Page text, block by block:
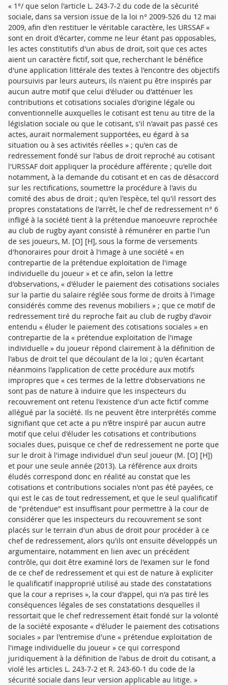
« 1°/ que selon l'article L. 243-7-2 du code de la sécurité
sociale, dans sa version issue de la loi n° 2009-526 du 12 mai
2009, afin d'en restituer le véritable caractère, les URSSAF «
sont en droit d'écarter, comme ne leur étant pas opposables,
les actes constitutifs d'un abus de droit, soit que ces actes
aient un caractère fictif, soit que, recherchant le bénéfice
d'une application littérale des textes à l'encontre des objectifs
poursuivis par leurs auteurs, ils n'aient pu être inspirés par
aucun autre motif que celui d'éluder ou d'atténuer les
contributions et cotisations sociales d'origine légale ou
conventionnelle auxquelles le cotisant est tenu au titre de la
législation sociale ou que le cotisant, s'il n'avait pas passé ces
actes, aurait normalement supportées, eu égard à sa
situation ou à ses activités réelles » ; qu'en cas de
redressement fondé sur l'abus de droit reproché au cotisant
l'URSSAF doit appliquer la procédure afférente ; qu'elle doit
notamment, à la demande du cotisant et en cas de désaccord
sur les rectifications, soumettre la procédure à l'avis du
comité des abus de droit ; qu'en l'espèce, tel qu'il ressort des
propres constatations de l'arrêt, le chef de redressement n° 6
infligé à la société tient à la prétendue manoeuvre reprochée
au club de rugby ayant consisté à rémunérer en partie l'un
de ses joueurs, M. [O] [H], sous la forme de versements
d'honoraires pour droit à l'image à une société « en
contrepartie de la prétendue exploitation de l'image
individuelle du joueur » et ce afin, selon la lettre
d'observations, « d'éluder le paiement des cotisations sociales
sur la partie du salaire réglée sous forme de droits à l'image
considérés comme des revenus mobiliers » ; que ce motif de
redressement tiré du reproche fait au club de rugby d'avoir
entendu « éluder le paiement des cotisations sociales » en
contrepartie de la « prétendue exploitation de l'image
individuelle » du joueur répond clairement à la définition de
l'abus de droit tel que découlant de la loi ; qu'en écartant
néanmoins l'application de cette procédure aux motifs
impropres que « ces termes de la lettre d'observations ne
sont pas de nature à induire que les inspecteurs du
recouvrement ont retenu l'existence d'un acte fictif comme
allégué par la société. Ils ne peuvent être interprétés comme
signifiant que cet acte a pu n'être inspiré par aucun autre
motif que celui d'éluder les cotisations et contributions
sociales dues, puisque ce chef de redressement ne porte que
sur le droit à l'image individuel d'un seul joueur (M. [O] [H])
et pour une seule année (2013). La référence aux droits
éludés correspond donc en réalité au constat que les
cotisations et contributions sociales n'ont pas été payées, ce
qui est le cas de tout redressement, et que le seul qualificatif
de "prétendue" est insuffisant pour permettre à la cour de
considérer que les inspecteurs du recouvrement se sont
placés sur le terrain d'un abus de droit pour procéder à ce
chef de redressement, alors qu'ils ont ensuite développés un
argumentaire, notamment en lien avec un précédent
contrôle, qui doit être examiné lors de l'examen sur le fond
de ce chef de redressement et qui est de nature à expliciter
le qualificatif inapproprié utilisé au stade des constatations
que la cour a reprises », la cour d'appel, qui n'a pas tiré les
conséquences légales de ses constatations desquelles il
ressortait que le chef redressement était fondé sur la volonté
de la société exposante « d'éluder le paiement des cotisations
sociales » par l'entremise d'une « prétendue exploitation de
l'image individuelle du joueur » ce qui correspond
juridiquement à la définition de l'abus de droit du cotisant, a
violé les articles L. 243-7-2 et R. 243-60-1 du code de la
sécurité sociale dans leur version applicable au litige. »